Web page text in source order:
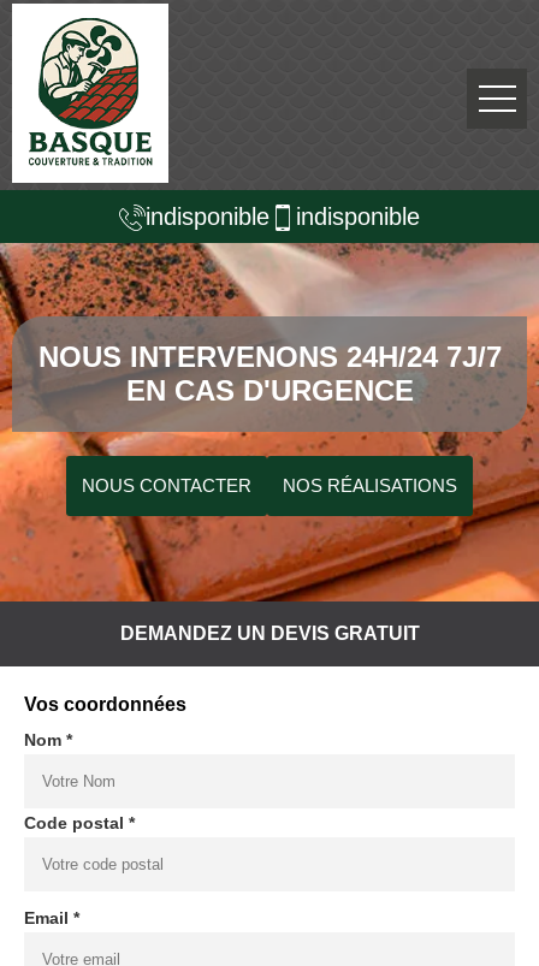
indisponible indisponible
NOUS INTERVENONS 24H/24 7J/7
EN CAS D'URGENCE
NOUS CONTACTER NOS RÉALISATIONS
DEMANDEZ UN DEVIS GRATUIT
Vos coordonnées
Nom *
Code postal *
Email *